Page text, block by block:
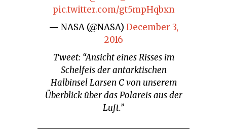
pic.twitter.com/gt5mpHqbxn
— NASA (@NASA) December 3,
2016
Tweet: “Ansicht eines Risses im
Schelfeis der antarktischen
Halbinsel Larsen C von unserem
Überblick über das Polareis aus der
Luft.”